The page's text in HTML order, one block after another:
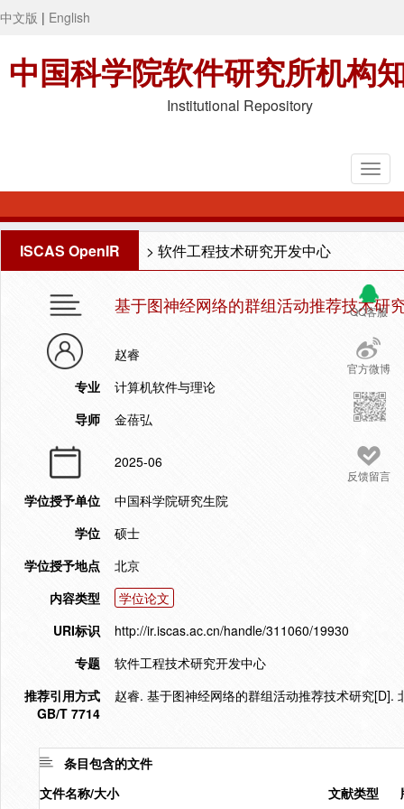
中文版 | English
中国科学院软件研究所机构
Institutional Repository
ISCAS OpenIR > 软件工程技术研究开发中心
QQ客服
官方微博
反馈留言
基于图神经网络的群组活动推荐技术研
赵睿
专业
计算机软件与理论
导师
金蓓弘
2025-06
学位授予单位
中国科学院研究生院
学位
硕士
学位授予地点
北京
内容类型
学位论文
URI标识
http://ir.iscas.ac.cn/handle/311060/19930
专题
软件工程技术研究开发中心
推荐引用方式
GB/T 7714
赵睿. 基于图神经网络的群组活动推荐技术研究[D].
条目包含的文件
文件名称/大小
文献类型